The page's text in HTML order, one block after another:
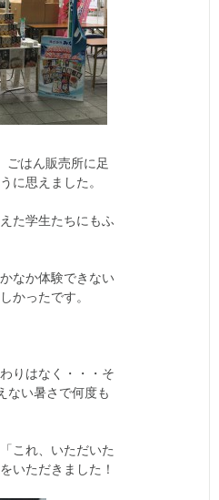
ごはん販売所に足
に思えました。
た学生たちにもふ
なか体験できない
かったです。
りはなく・・・そ
ない暑さで何度も
これ、いただいた
いただきました！